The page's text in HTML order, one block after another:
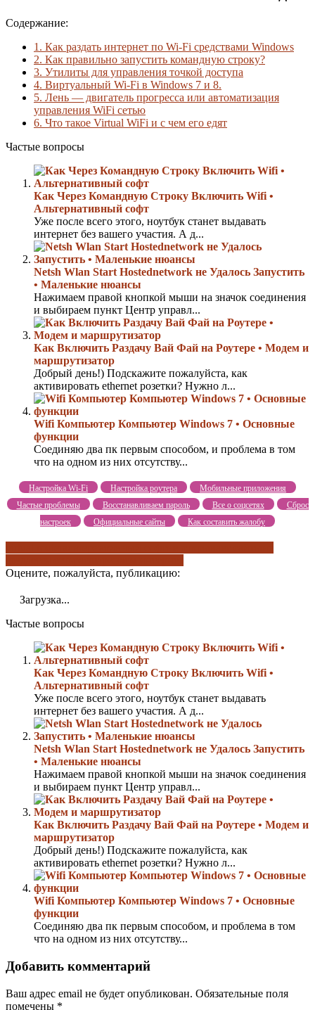
Содержание:
1. Как раздать интернет по Wi-Fi средствами Windows
2. Как правильно запустить командную строку?
3. Утилиты для управления точкой доступа
4. Виртуальный Wi-Fi в Windows 7 и 8.
5. Лень — двигатель прогресса или автоматизация
управления WiFi сетью
6. Что такое Virtual WiFi и с чем его едят
Частые вопросы
Как Через Командную Строку Включить Wifi •
Альтернативный софт
Уже после всего этого, ноутбук станет выдавать
интернет без вашего участия. А д...
Netsh Wlan Start Hostednetwork не Удалось Запустить
• Маленькие нюансы
Нажимаем правой кнопкой мыши на значок соединения
и выбираем пункт Центр управл...
Как Включить Раздачу Вай Фай на Роутере • Модем и
маршрутизатор
Добрый день!) Подскажите пожалуйста, как
активировать ethernet розетки? Нужно л...
Wifi Компьютер Компьютер Windows 7 • Основные
функции
Соединяю два пк первым способом, и проблема в том
что на одном из них отсутству...
Настройка Wi-Fi Настройка роутера
Мобильные приложения
Частые проблемы
Восстанавливаем пароль Все о соцсетях
Сброс
настроек
Официальные сайты Как составить жалобу
Оцените, пожалуйста, публикацию:
Загрузка...
Частые вопросы
Как Через Командную Строку Включить Wifi •
Альтернативный софт
Уже после всего этого, ноутбук станет выдавать
интернет без вашего участия. А д...
Netsh Wlan Start Hostednetwork не Удалось Запустить
• Маленькие нюансы
Нажимаем правой кнопкой мыши на значок соединения
и выбираем пункт Центр управл...
Как Включить Раздачу Вай Фай на Роутере • Модем и
маршрутизатор
Добрый день!) Подскажите пожалуйста, как
активировать ethernet розетки? Нужно л...
Wifi Компьютер Компьютер Windows 7 • Основные
функции
Соединяю два пк первым способом, и проблема в том
что на одном из них отсутству...
Добавить комментарий
Ваш адрес email не будет опубликован. Обязательные поля
помечены *